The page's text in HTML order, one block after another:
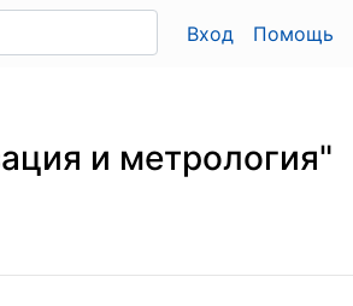
Вход Помощь
и метрология"